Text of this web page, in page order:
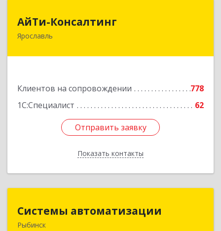
АйТи-Консалтинг
Ярославль
Клиентов на сопровождении
778
1С:Специалист
62
Отправить заявку
Показать контакты
150007, Ярославская обл, Ярославль г, Урочская
Отправить заявку
Назад
Системы автоматизации
Рыбинск152934, Ярославская обл, Рыбинский р-н,